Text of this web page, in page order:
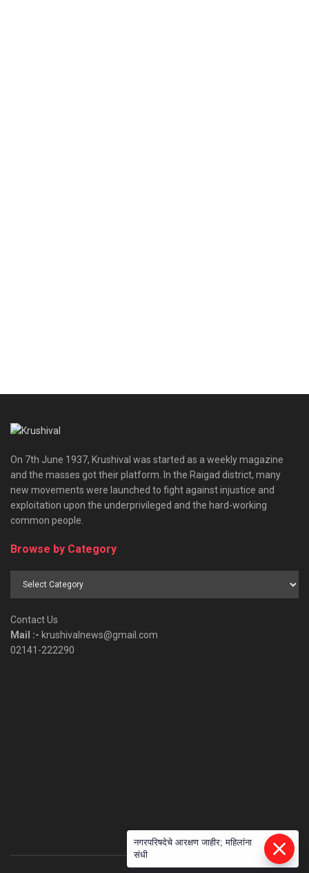
On 7th June 1937, Krushival was started as a weekly magazine
and the masses got their platform. In the Raigad district, many
new movements were launched to fight against injustice and
exploitation upon the underprivileged and the hard-working
common people.
Browse by Category
Contact Us
Mail :- krushivalnews@gmail.com
02141-222290
नगरपरिषदेचे आरक्षण जाहीर; महिलांना
संधी